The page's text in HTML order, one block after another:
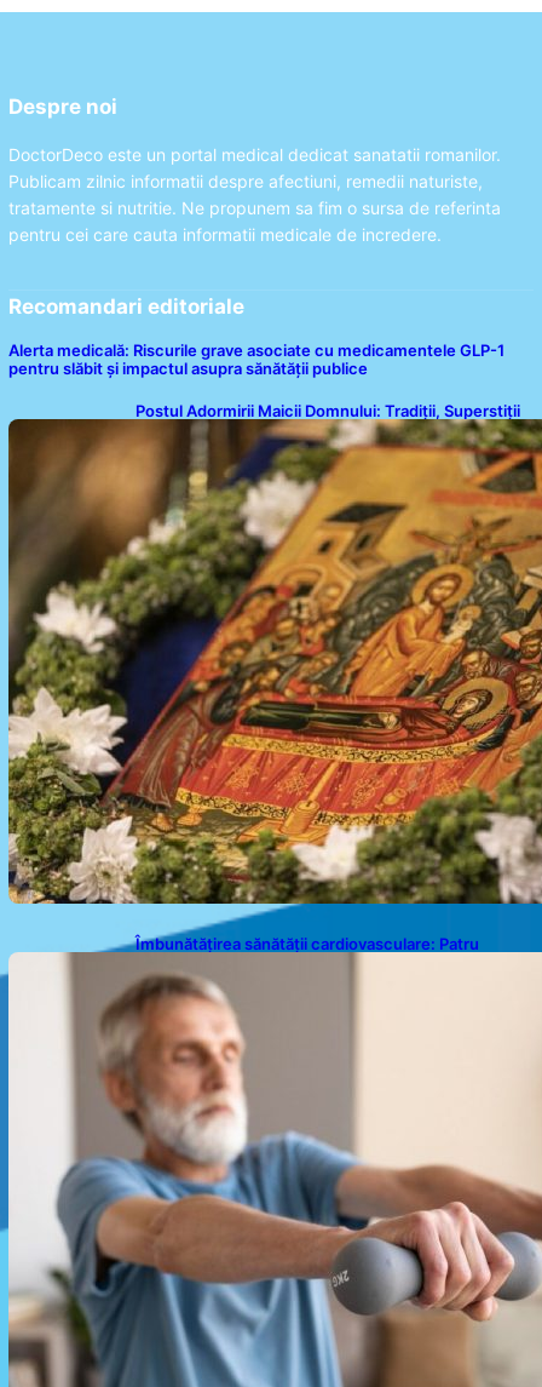
Despre noi
DoctorDeco este un portal medical dedicat sanatatii romanilor.
Publicam zilnic informatii despre afectiuni, remedii naturiste,
tratamente si nutritie. Ne propunem sa fim o sursa de referinta
pentru cei care cauta informatii medicale de incredere.
Recomandari editoriale
Alerta medicală: Riscurile grave asociate cu medicamentele GLP-1
pentru slăbit și impactul asupra sănătății publice
Postul Adormirii Maicii Domnului: Tradiții, Superstiții
și Implicații Spiritualitate în 2026
Îmbunătățirea sănătății cardiovasculare: Patru
la domiciliu